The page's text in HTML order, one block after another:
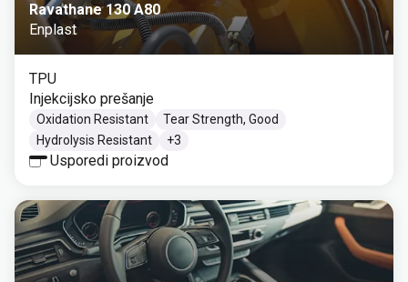
Ravathane 130 A80
Enplast
TPU
Injekcijsko prešanje
Oxidation Resistant
Tear Strength, Good
Hydrolysis Resistant
+3
Usporedi proizvod